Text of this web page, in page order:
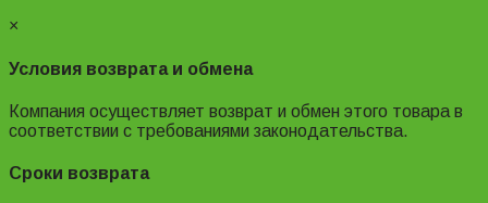
×
Условия возврата и обмена
Компания осуществляет возврат и обмен этого товара в
соответствии с требованиями законодательства.
Сроки возврата